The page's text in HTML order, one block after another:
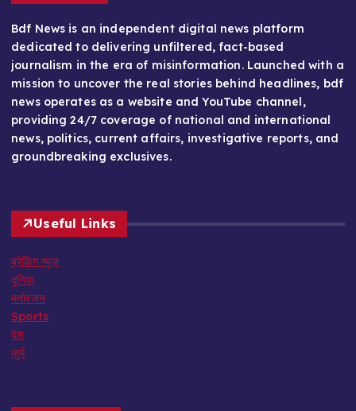
Bdf News is an independent digital news platform
dedicated to delivering unfiltered, fact-based
journalism in the era of misinformation. Launched with a
mission to uncover the real stories behind headlines, bdf
news operates as a website and YouTube channel,
providing 24/7 coverage of national and international
news, politics, current affairs, investigative reports, and
groundbreaking exclusives.
Useful Links
ब्रेकिंग न्यूज़
दुनिया
मनोरंजन
Sports
देश
जुर्म